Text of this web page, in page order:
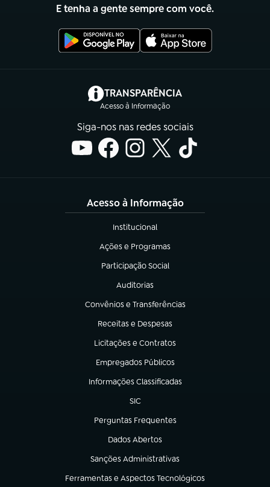
E tenha a gente sempre com você.
TRANSPARÊNCIA
Acesso à Informação
(abre em nova aba)
Siga-nos nas redes sociais
Acesso à Informação
Institucional
(abre em nova aba)
Ações e Programas
(abre em nova aba)
Participação Social
(abre em nova aba)
Auditorias
(abre em nova aba)
Convênios e Transferências
(abre em nova aba)
Receitas e Despesas
(abre em nova aba)
Licitações e Contratos
(abre em nova aba)
Empregados Públicos
(abre em nova aba)
Informações Classificadas
(abre em nova aba)
SIC
(abre em nova aba)
Perguntas Frequentes
(abre em nova aba)
Dados Abertos
(abre em nova aba)
Sanções Administrativas
(abre em nova aba)
Ferramentas e Aspectos Tecnológicos
(abre em nova aba)